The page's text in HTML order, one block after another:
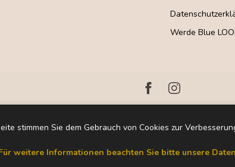
Werde Blue
stimmen Sie dem Gebrauch von Cookies zur
weitere Informationen beachten Sie bitte unsere